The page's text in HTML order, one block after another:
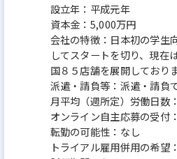
設立年：平成元年
資本金：5,000万円
会社の特徴：日本初の学生
してスタートを切り、現在
国８５店舗を展開しておりま
派遣・請負等：派遣・請負
月平均（週所定）労働日数
オンライン自主応募の受付
転勤の可能性：なし
トライアル雇用併用の希望